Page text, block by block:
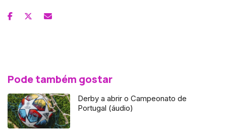
Pode também gostar
Derby a abrir o Campeonato de
Portugal (áudio)